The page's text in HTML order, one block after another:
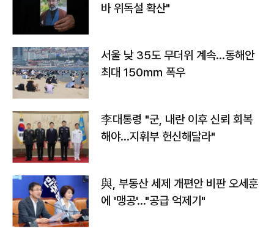
바 위독설 확산"
서울 낮 35도 무더위 계속…동해안
최대 150㎜ 폭우
李대통령 "군, 내란 이후 신뢰 회복
해야…지휘부 헌신해달라"
與, 부동산 세제 개편안 비판 오세훈
에 '맹공'…"공급 억제기"